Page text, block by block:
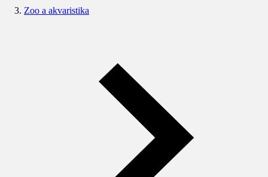
Zoo a akvaristika